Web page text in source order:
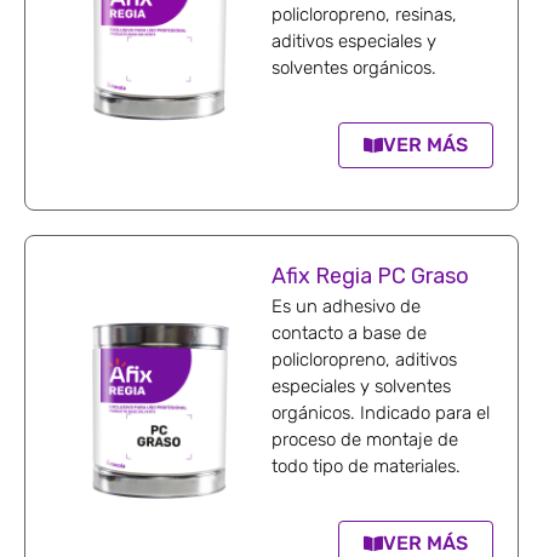
policloropreno, resinas,
aditivos especiales y
solventes orgánicos.
VER MÁS
Afix Regia PC Graso
Es un adhesivo de
contacto a base de
policloropreno, aditivos
especiales y solventes
orgánicos. Indicado para el
proceso de montaje de
todo tipo de materiales.
VER MÁS